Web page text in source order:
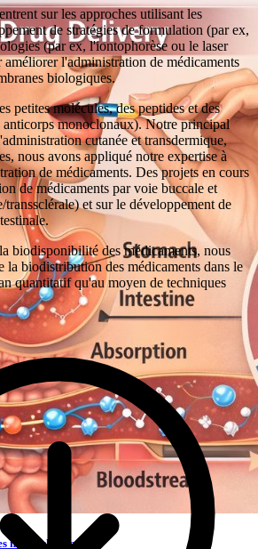
Communication in health
moléculaires
sur les approches utilisant les
de stratégies de formulation (par ex,
(par ex, l'iontophorèse ou le laser
l'administration de médicaments
biologiques.
petites molécules, des peptides et des
anticorps monoclonaux). Notre principal
cutanée et transdermique,
nous avons appliqué notre expertise à
de médicaments. Des projets en cours
de médicaments par voie buccale et
et sur le développement de
biodisponibilité des médicaments, nous
la biodistribution des médicaments dans le
quantitatif qu'au moyen de techniques